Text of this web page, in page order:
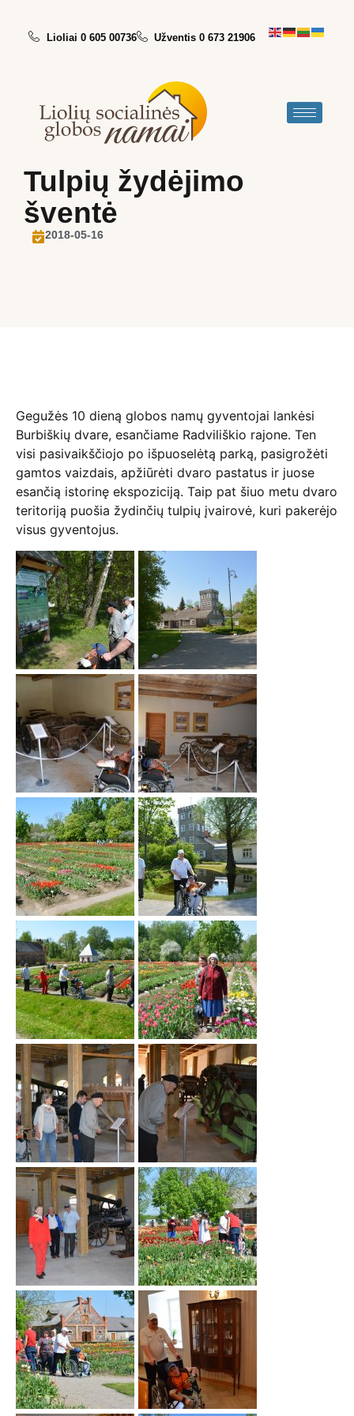
Lioliai 0 605 00736 Užventis 0 673 21906
Tulpių žydėjimo
šventė
2018-05-16
Gegužės 10 dieną globos namų gyventojai lankėsi
Burbiškių dvare, esančiame Radviliškio rajone. Ten
visi pasivaikščiojo po išpuoselėtą parką, pasigrožėti
gamtos vaizdais, apžiūrėti dvaro pastatus ir juose
esančią istorinę ekspoziciją. Taip pat šiuo metu dvaro
teritoriją puošia žydinčių tulpių įvairovė, kuri pakerėjo
visus gyventojus.